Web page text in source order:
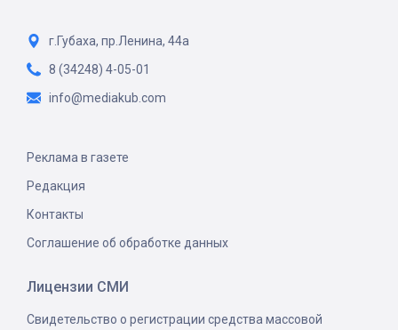
г.Губаха, пр.Ленина, 44а
8 (34248) 4-05-01
info@mediakub.com
Реклама в газете
Редакция
Контакты
Соглашение об обработке данных
Лицензии СМИ
Свидетельство о регистрации средства массовой